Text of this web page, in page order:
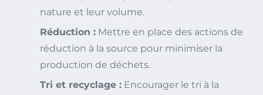
nature et leur volume.
Réduction : Mettre en place des actions de
réduction à la source pour minimiser la
production de déchets.
Tri et recyclage : Encourager le tri à la